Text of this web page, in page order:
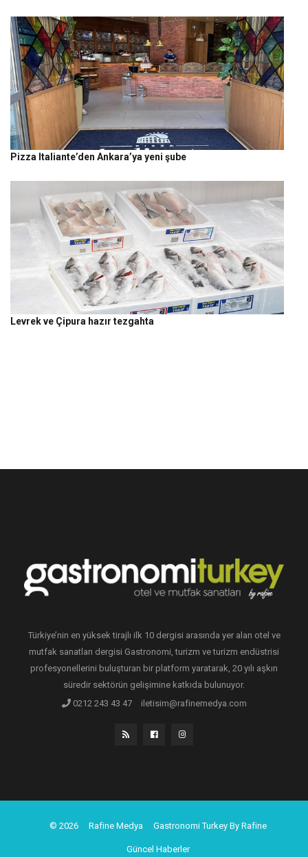
Pizza Italiante’den Ankara’ya yeni şube
Levrek ve Çipura hazır tezgahta
Türkiye’nin en yüksek tirajlı ilk 10 dergisi arasında yer alan otel ve
mutfak sanatları dergisi Gastronomi, turizm ve turizm endüstrisi
profesyonellerini buluşturan bir platform yaratarak, 20 yılı aşkın
süredir sektörün gelişimine katkıda bulunuyor.
0212 243 43 47
iletisim@rafinemedya.com
© 2026 Rafine Medya Gastronomi Turkey By Rafine
Güncel Haberler